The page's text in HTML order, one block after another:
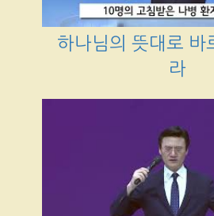
하나님의 뜻대로 바
라